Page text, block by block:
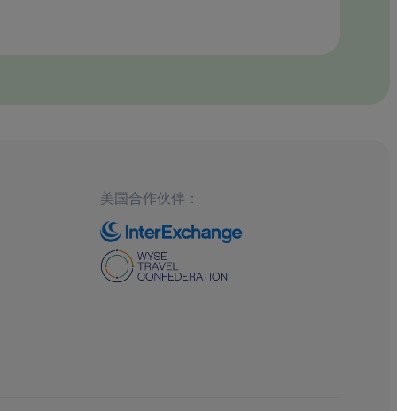
美国合作伙伴：